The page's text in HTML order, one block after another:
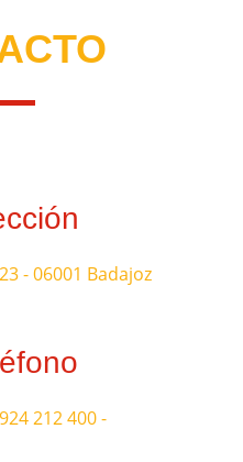
- 06001 Badajoz
212 400-